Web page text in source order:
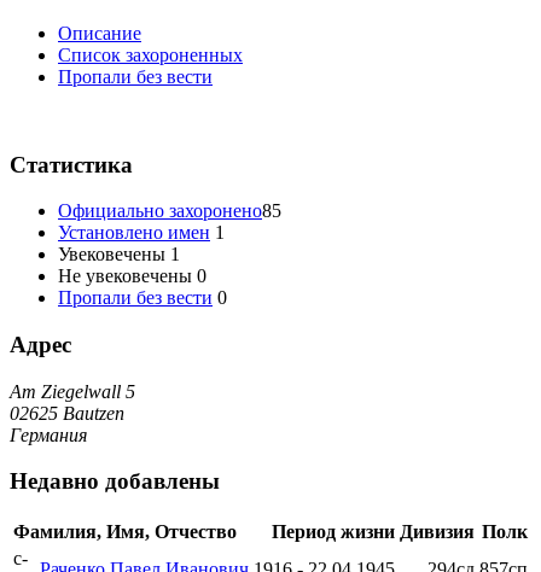
Oписание
Список захороненных
Пропали без вести
Статистика
Официально захоронено85
Установлено имен 1
Увековечены 1
Не увековечены 0
Пропали без вести 0
Адрес
Am Ziegelwall 5
02625 Bautzen
Германия
Недавно добавлены
Фамилия, Имя, Отчество Период жизни Дивизия Полк
с-